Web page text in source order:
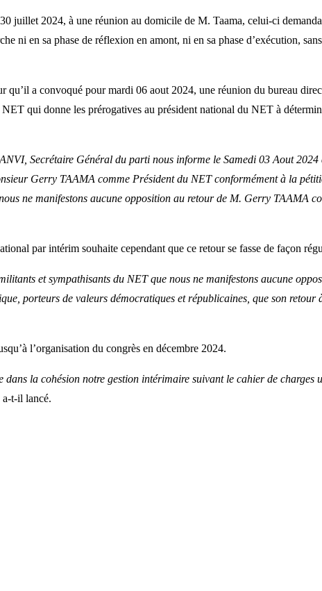
juillet 2024, à une réunion au domicile de M. Taama, celui-ci
ni en sa phase de réflexion en amont, ni en sa phase d’exécution,
a convoqué pour mardi 06 aout 2024, une réunion du bureau
qui donne les prérogatives au président national du NET à
Secrétaire Général du parti nous informe le Samedi 03 Aout
Gerry TAAMA comme Président du NET conformément à la
ne manifestons aucune opposition au retour de M. Gerry TAAMA
par intérim souhaite cependant que ce retour se fasse de façon
et sympathisants du NET que nous ne manifestons aucune
porteurs de valeurs démocratiques et républicaines, que son
l’organisation du congrès en décembre 2024.
la cohésion notre gestion intérimaire suivant le cahier de
a-t-il lancé.